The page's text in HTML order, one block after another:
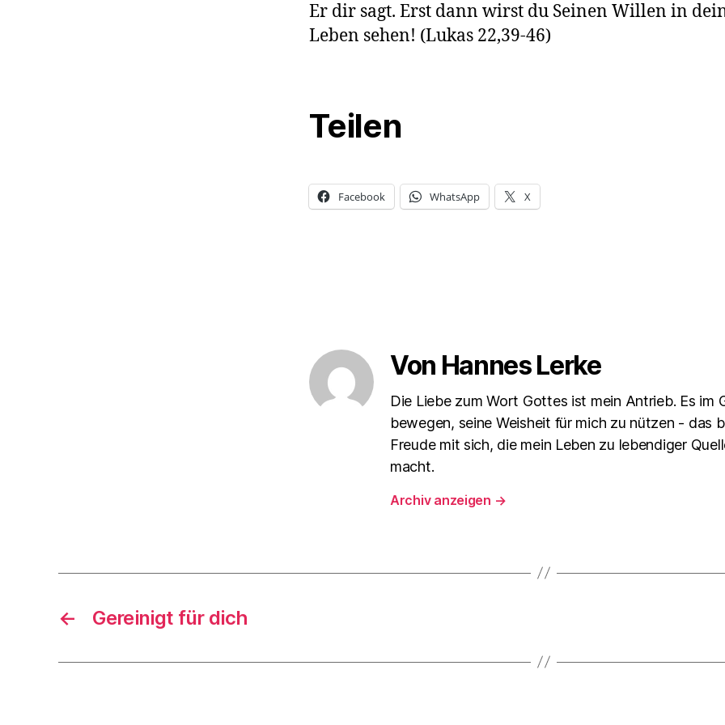
Er dir sagt. Erst dann wirst du Seinen Willen in
Leben sehen! (Lukas 22,39-46)
Teilen
Facebook WhatsApp X
Von Hannes Lerke
Die Liebe zum Wort Gottes ist mein Antrieb. Es im
bewegen, seine Weisheit für mich zu nützen - das
Freude mit sich, die mein Leben zu lebendiger
macht.
Archiv anzeigen →
← Gereinigt für dich